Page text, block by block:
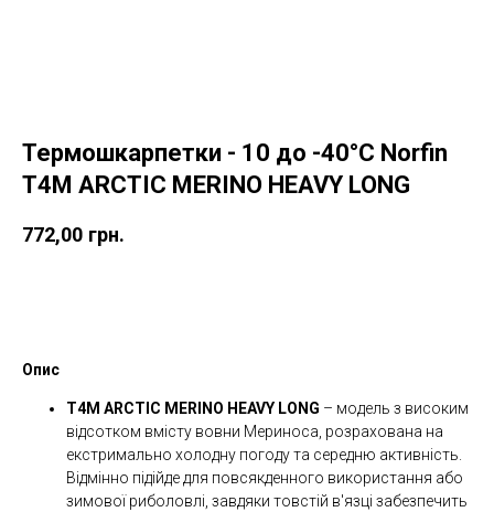
Термошкарпетки - 10 до -40°C Norfin
T4M ARCTIC MERINO HEAVY LONG
772,00 грн.
Опис
T4M ARCTIC MERINO HEAVY LONG – модель з високим
відсотком вмісту вовни Мериноса, розрахована на
екстримально холодну погоду та середню активність.
Відмінно підійде для повсякденного використання або
зимової риболовлі, завдяки товстій в'язці забезпечить